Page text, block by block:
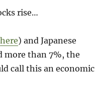
rise…
here) and Japanese
more than 7%, the
call this an economic